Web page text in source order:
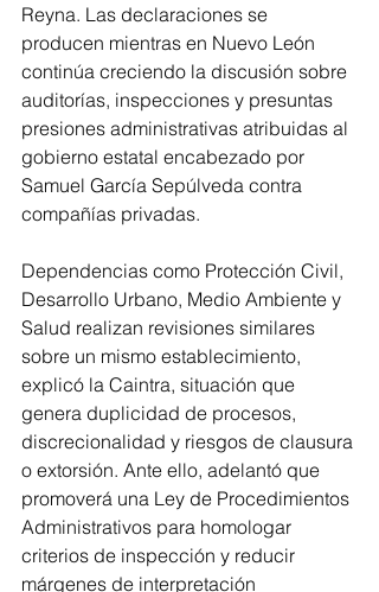
Reyna. Las declaraciones se
producen mientras en Nuevo León
continúa creciendo la discusión sobre
auditorías, inspecciones y presuntas
presiones administrativas atribuidas al
gobierno estatal encabezado por
Samuel García Sepúlveda contra
compañías privadas.
Dependencias como Protección Civil,
Desarrollo Urbano, Medio Ambiente y
Salud realizan revisiones similares
sobre un mismo establecimiento,
explicó la Caintra, situación que
genera duplicidad de procesos,
discrecionalidad y riesgos de clausura
o extorsión. Ante ello, adelantó que
promoverá una Ley de Procedimientos
Administrativos para homologar
criterios de inspección y reducir
márgenes de interpretación